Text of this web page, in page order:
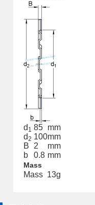
d 1 85 mm
d2 100mm
B
2
mm
b
0.8 mm
Mass
Mass 13g